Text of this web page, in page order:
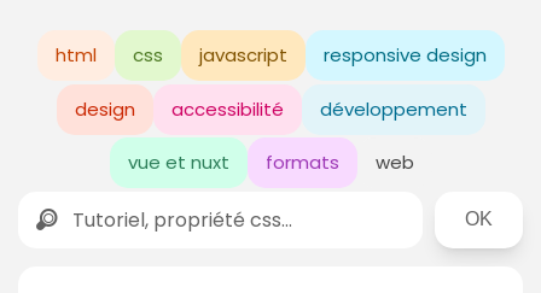
html css javascript responsive design
design accessibilité développement
vue et nuxt formats web
Rechercher